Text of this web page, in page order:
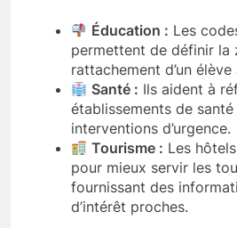
Éducation : Les
permettent de définir la
rattachement d’un
Santé : Ils aident à
établissements de
interventions d’urgence.
Tourisme : Les
pour mieux servir les
fournissant des
d’intérêt proches.